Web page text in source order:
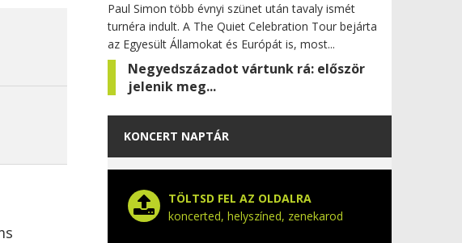
Paul Simon több évnyi szünet után tavaly ismét
turnéra indult. A The Quiet Celebration Tour bejárta
az Egyesült Államokat és Európát is, most...
Negyedszázadot vártunk rá: először
jelenik meg...
KONCERT NAPTÁR
TÖLTSD FEL AZ OLDALRA
koncerted, helyszíned, zenekarod